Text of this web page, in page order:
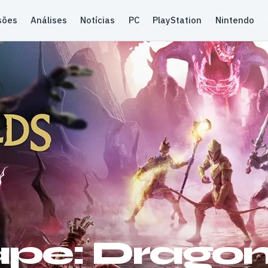
Análises Notícias PC PlayStation Nintendo